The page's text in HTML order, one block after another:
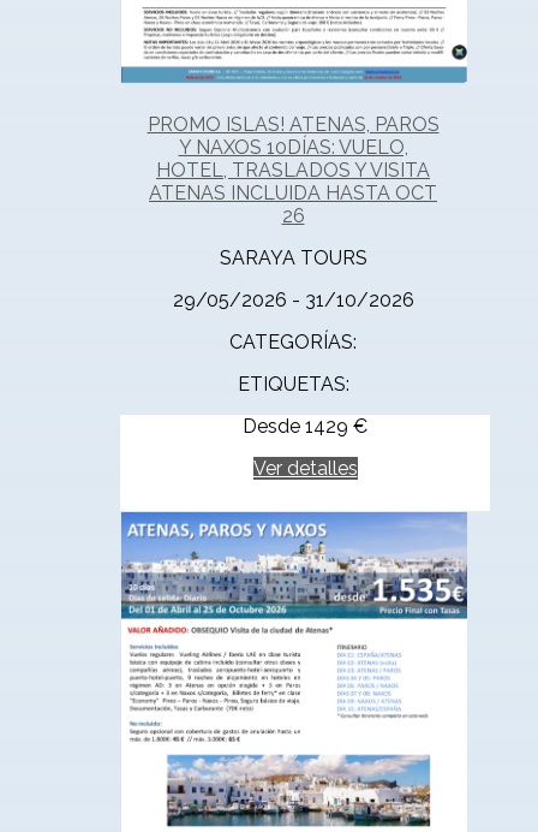
PROMO ISLAS! ATENAS, PAROS
Y NAXOS 10DÍAS: VUELO,
HOTEL, TRASLADOS Y VISITA
ATENAS INCLUIDA HASTA OCT
26
SARAYA TOURS
29/05/2026 - 31/10/2026
CATEGORÍAS:
ETIQUETAS:
Desde 1429 €
Ver detalles